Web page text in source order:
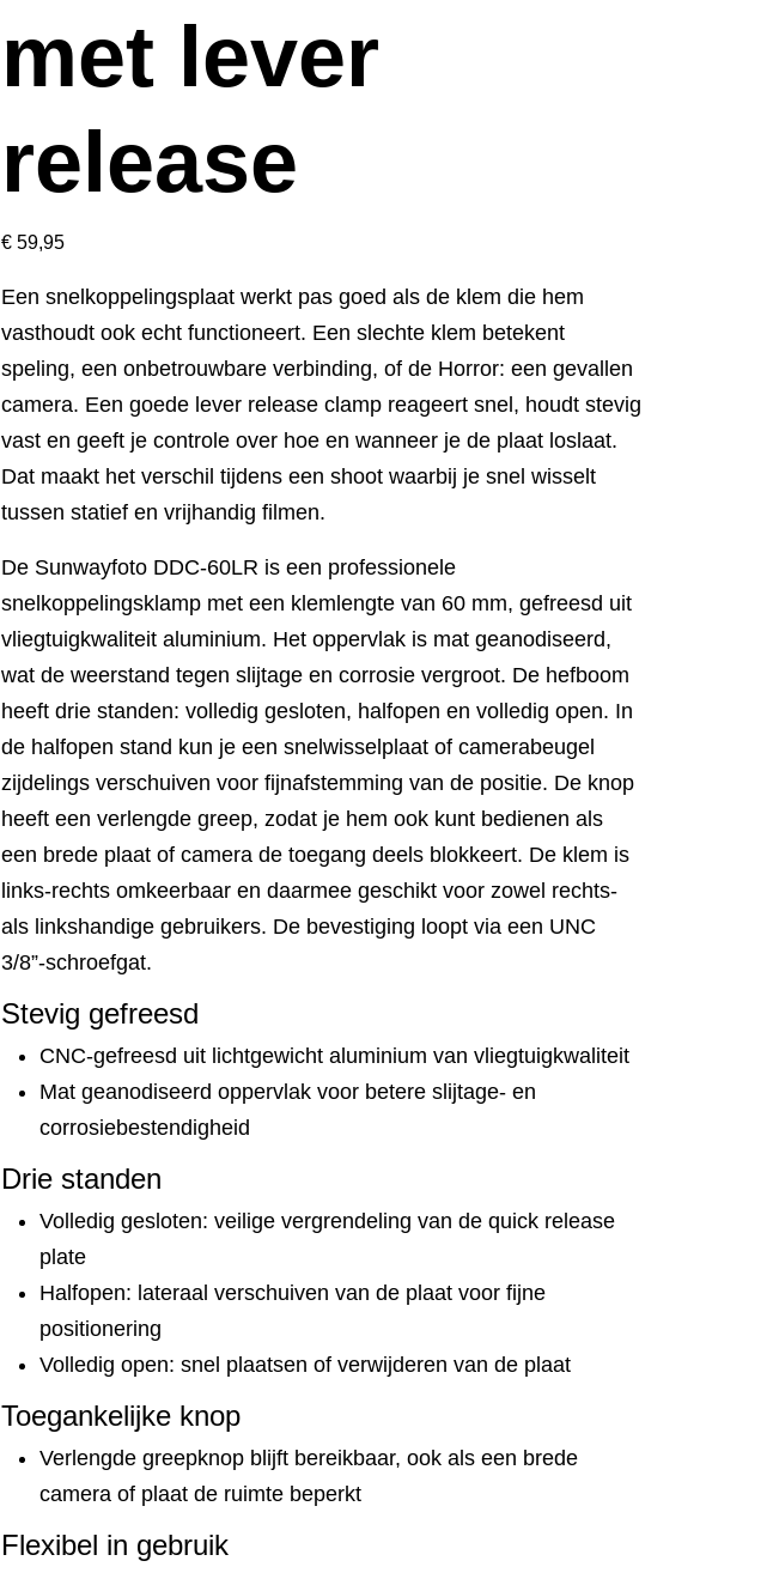
met lever
release
€ 59,95
Een snelkoppelingsplaat werkt pas goed als de klem die hem
vasthoudt ook echt functioneert. Een slechte klem betekent
speling, een onbetrouwbare verbinding, of de Horror: een gevallen
camera. Een goede lever release clamp reageert snel, houdt stevig
vast en geeft je controle over hoe en wanneer je de plaat loslaat.
Dat maakt het verschil tijdens een shoot waarbij je snel wisselt
tussen statief en vrijhandig filmen.
De Sunwayfoto DDC-60LR is een professionele
snelkoppelingsklamp met een klemlengte van 60 mm, gefreesd uit
vliegtuigkwaliteit aluminium. Het oppervlak is mat geanodiseerd,
wat de weerstand tegen slijtage en corrosie vergroot. De hefboom
heeft drie standen: volledig gesloten, halfopen en volledig open. In
de halfopen stand kun je een snelwisselplaat of camerabeugel
zijdelings verschuiven voor fijnafstemming van de positie. De knop
heeft een verlengde greep, zodat je hem ook kunt bedienen als
een brede plaat of camera de toegang deels blokkeert. De klem is
links-rechts omkeerbaar en daarmee geschikt voor zowel rechts-
als linkshandige gebruikers. De bevestiging loopt via een UNC
3/8”-schroefgat.
Stevig gefreesd
CNC-gefreesd uit lichtgewicht aluminium van vliegtuigkwaliteit
Mat geanodiseerd oppervlak voor betere slijtage- en
corrosiebestendigheid
Drie standen
Volledig gesloten: veilige vergrendeling van de quick release
plate
Halfopen: lateraal verschuiven van de plaat voor fijne
positionering
Volledig open: snel plaatsen of verwijderen van de plaat
Toegankelijke knop
Verlengde greepknop blijft bereikbaar, ook als een brede
camera of plaat de ruimte beperkt
Flexibel in gebruik